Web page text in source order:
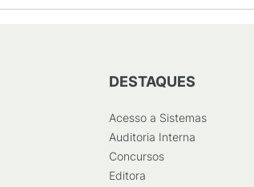
DESTAQUES
Acesso a Sistemas
Auditoria Interna
Concursos
Editora